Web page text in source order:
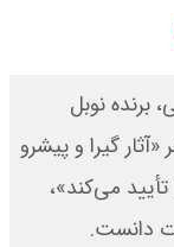
برنده نوبل
‌خاطر «آثار گیرا و پیشرو
می‌کند»،
دانست.